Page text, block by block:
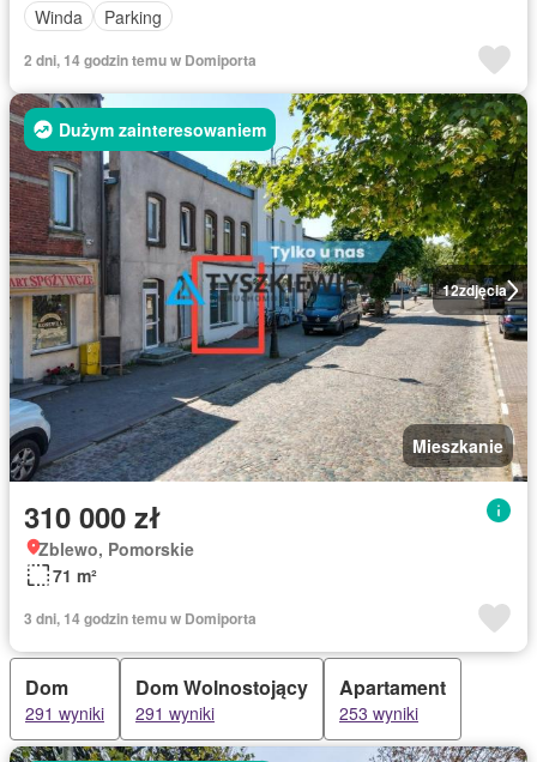
Winda
Parking
2 dni, 14 godzin temu w Domiporta
12zdjęcia
Dużym zainteresowaniem
Mieszkanie
310 000 zł
Zblewo, Pomorskie
71 m²
3 dni, 14 godzin temu w Domiporta
Dom
291 wyniki
Dom Wolnostojący
291 wyniki
Apartament
253 wyniki